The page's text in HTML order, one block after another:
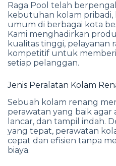
Raga Pool telah
kebutuhan kolam pribadi,
umum di berbagai kota
Kami menghadirkan
kualitas tinggi, pelayanan
kompetitif untuk
setiap pelanggan.
Jenis Peralatan Kolam
Sebuah kolam renang
perawatan yang baik agar
lancar, dan tampil indah.
yang tepat, perawatan
cepat dan efisien tanpa
biaya.